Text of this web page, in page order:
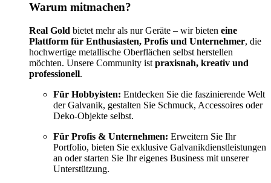
Warum mitmachen?
Real Gold bietet mehr als nur Geräte – wir bieten eine
Plattform für Enthusiasten, Profis und Unternehmer, die
hochwertige metallische Oberflächen selbst herstellen
möchten. Unsere Community ist praxisnah, kreativ und
professionell.
Für Hobbyisten: Entdecken Sie die faszinierende Welt
der Galvanik, gestalten Sie Schmuck, Accessoires oder
Deko-Objekte selbst.
Für Profis & Unternehmen: Erweitern Sie Ihr
Portfolio, bieten Sie exklusive Galvanikdienstleistungen
an oder starten Sie Ihr eigenes Business mit unserer
Unterstützung.